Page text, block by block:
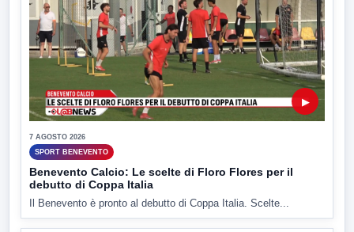
▶
7 AGOSTO 2026
SPORT BENEVENTO
Benevento Calcio: Le scelte di Floro Flores per il
debutto di Coppa Italia
Il Benevento è pronto al debutto di Coppa Italia. Scelte...